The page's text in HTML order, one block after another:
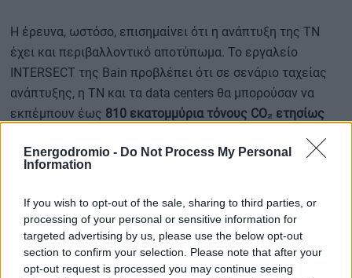
Energodromio - Do Not Process My Personal
Information
If you wish to opt-out of the sale, sharing to third parties, or
processing of your personal or sensitive information for
targeted advertising by us, please use the below opt-out
section to confirm your selection. Please note that after your
opt-out request is processed you may continue seeing
Η έρευνα, ωστόσο, επισημαίνει ότι η ανάπτυξη της ΤΝ
έχει και περιβαλλοντικό αποτύπωμα. Το εργαλείο
INTERSECT της Bain προβλέπει ότι σε σενάριο ταχείας
ανάπτυξης, η ΤΝ και τα data centers θα μπορούσαν να
εκπέμπουν έως 810 εκατομμύρια τόνους CO₂ ετησίως
και στο 17% των βιομηχανικών εκπομπών. Στις ΗΠΑ,
εκπομπών μέσα στην επόμενη δεκαετία ενώ η Ευρώπη,
με ταχύτερη διείσδυση σε ανανεώσιμες πηγές ενέργειας
και πιο μετρημένη υιοθέτηση ΤΝ, αναμένεται να έχει